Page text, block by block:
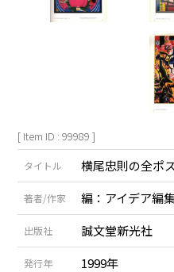
[ Item ID : 99989 ]
タイトル 横尾忠則の全ポ
著者/作家 編：アイデア編
出版社 誠文堂新光社
発行年 1999年